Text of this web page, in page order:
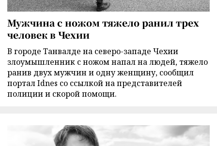
Мужчина с ножом тяжело ранил трех
человек в Чехии
В городе Танвалде на северо-западе Чехии
злоумышленник с ножом напал на людей, тяжело
ранив двух мужчин и одну женщину, сообщил
портал Idnes со ссылкой на представителей
полиции и скорой помощи.